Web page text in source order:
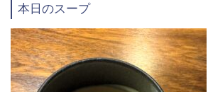
本日のスープ